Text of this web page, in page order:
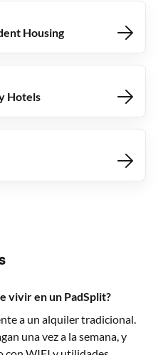
Housing
Hotels
vivir en un PadSplit?
a un alquiler tradicional.
una vez a la semana, y